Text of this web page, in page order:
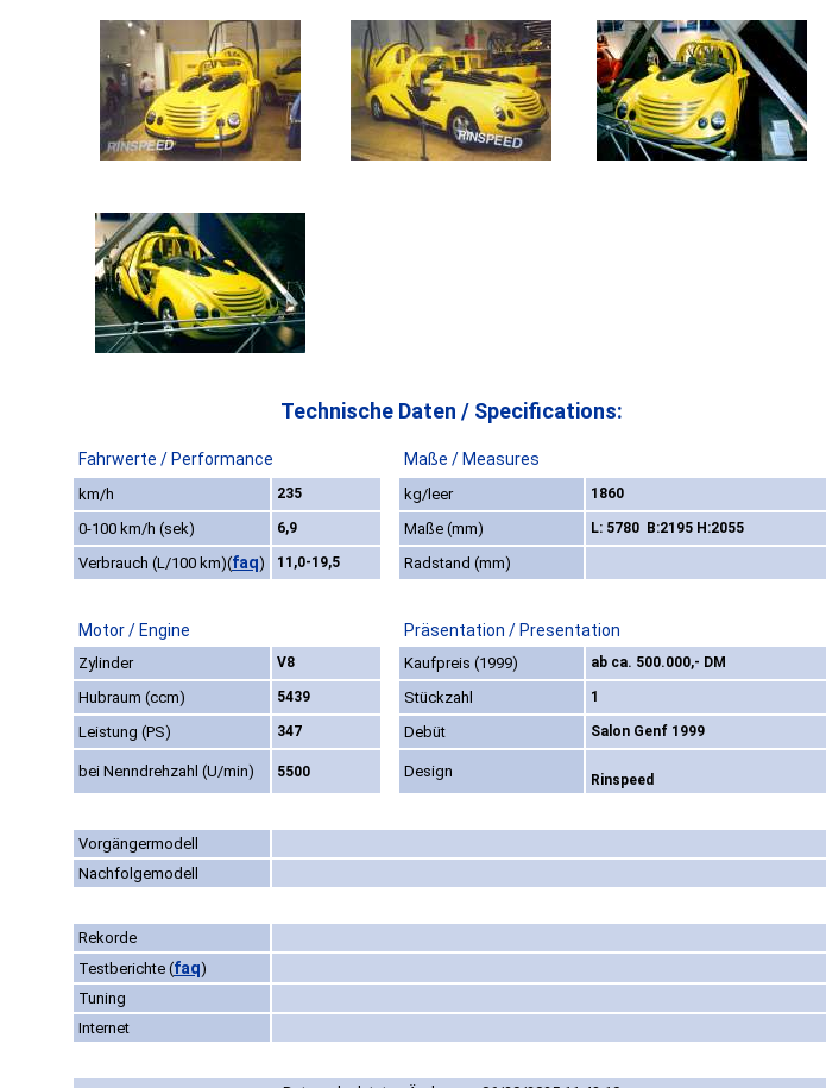
Technische Daten / Specifications:
Fahrwerte / Performance Maße / Measures
km/h 235 kg/leer 1860
0-100 km/h (sek) 6,9 Maße (mm) L: 5780 B:2195 H:2055
Verbrauch (L/100 km)(faq) 11,0-19,5 Radstand (mm)
Motor / Engine Präsentation / Presentation
Zylinder V8 Kaufpreis (1999) ab ca. 500.000,- DM
Hubraum (ccm) 5439 Stückzahl 1
Leistung (PS) 347 Debüt Salon Genf 1999
bei Nenndrehzahl (U/min) 5500 Design Rinspeed
Vorgängermodell
Nachfolgemodell
Rekorde
Testberichte (faq)
Tuning
Internet